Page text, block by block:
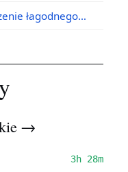
łagodnego…
→
3h 28m